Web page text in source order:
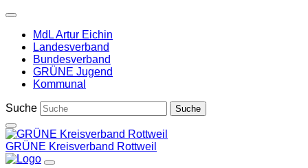
Weiter
Inhalt
MdL Artur Eichin
Landesverband
Bundesverband
GRÜNE Jugend
Kommunal
Suche
GRÜNE Kreisverband Rottweil